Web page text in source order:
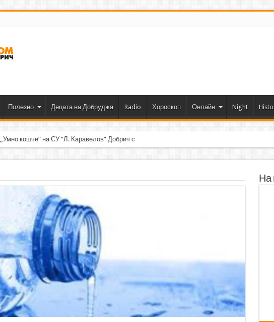
Полезно Децата на Добруджа Radio Хороскоп Онлайн Night
„Умно кошче“ на СУ “Л. Каравелов” Добрич с първо място от форум по роботи
На